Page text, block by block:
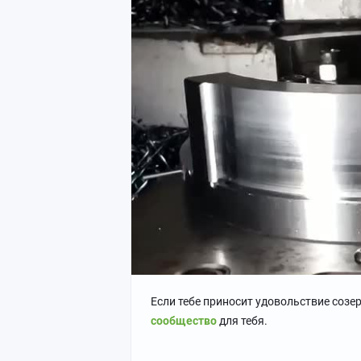
Если тебе приносит удовольствие
сообщество для тебя.